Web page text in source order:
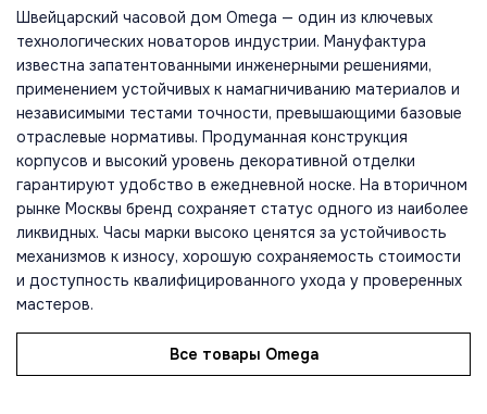
Швейцарский часовой дом Omega — один из ключевых
технологических новаторов индустрии. Мануфактура
известна запатентованными инженерными решениями,
применением устойчивых к намагничиванию материалов и
независимыми тестами точности, превышающими базовые
отраслевые нормативы. Продуманная конструкция
корпусов и высокий уровень декоративной отделки
гарантируют удобство в ежедневной носке. На вторичном
рынке Москвы бренд сохраняет статус одного из наиболее
ликвидных. Часы марки высоко ценятся за устойчивость
механизмов к износу, хорошую сохраняемость стоимости
и доступность квалифицированного ухода у проверенных
мастеров.
Все товары Omega